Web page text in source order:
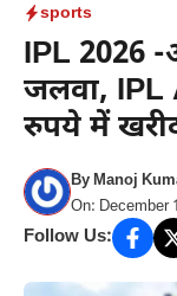
sports
IPL 2026 -
जलवा, IPL
रुपये में
ByManoj
On: December
Follow Us: